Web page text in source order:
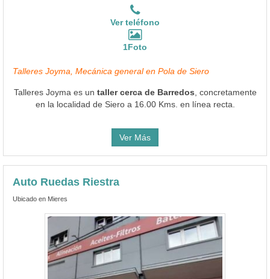
Ver teléfono
1Foto
Talleres Joyma, Mecánica general en Pola de Siero
Talleres Joyma es un taller cerca de Barredos , concretamente
en la localidad de Siero a 16.00 Kms. en línea recta.
Ver Más
Auto Ruedas Riestra
Ubicado en Mieres